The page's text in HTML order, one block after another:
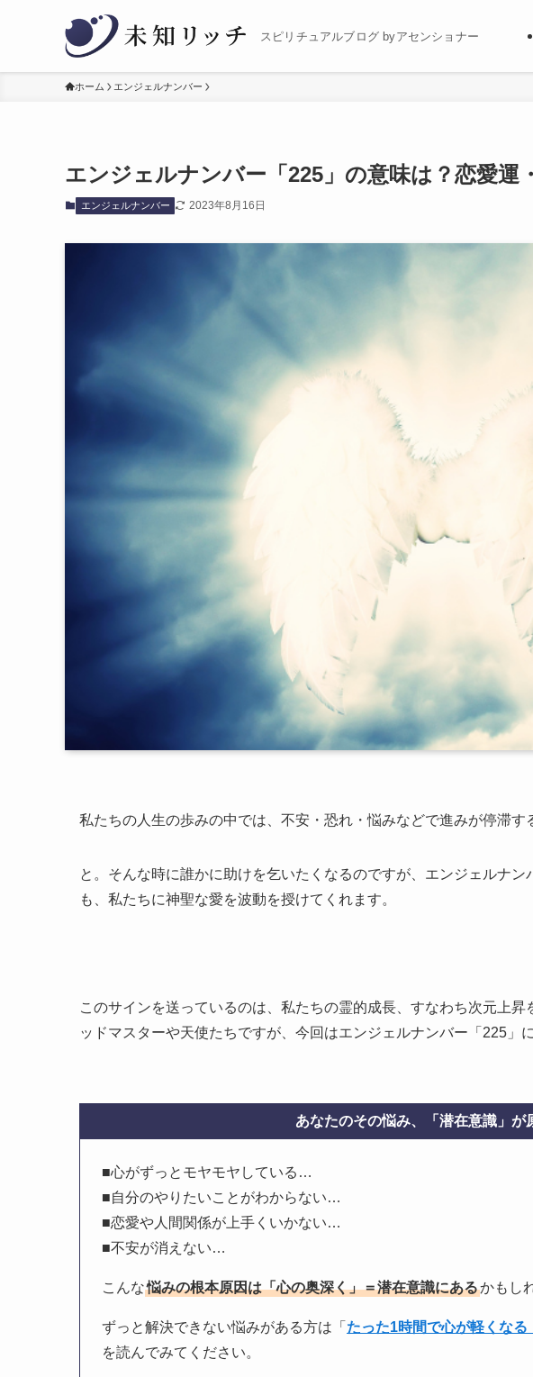
スピリチュアルブログ byアセンショナー
ホーム エンジェルナンバー
エンジェルナンバー「225」の意味は？恋愛運
エンジェルナンバー 2023年8月16日
私たちの人生の歩みの中では、不安・恐れ・悩みなどで進みが停滞す
と。そんな時に誰かに助けを乞いたくなるのですが、エンジェルナ
も、私たちに神聖な愛を波動を授けてくれます。
このサインを送っているのは、私たちの霊的成長、すなわち次元上
ッドマスターや天使たちですが、今回はエンジェルナンバー「225」
あなたのその悩み、「潜在意識」が
■心がずっとモヤモヤしている…
■自分のやりたいことがわからない…
■恋愛や人間関係が上手くいかない…
■不安が消えない…
こんな悩みの根本原因は「心の奥深く」＝潜在意識にあるかもし
ずっと解決できない悩みがある方は「 たった1時間で心が軽くな
を読んでみてください。